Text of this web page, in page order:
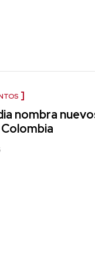
nombra